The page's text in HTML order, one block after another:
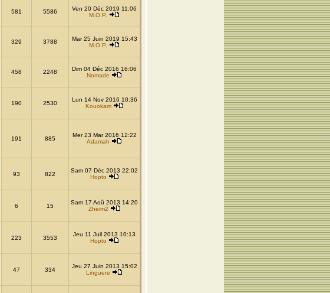
581 5586
Ven 20 Déc 2019 11:06
M.O.P.
329 3788
Mar 25 Juin 2019 15:43
M.O.P.
458 2248
Dim 04 Déc 2016 16:06
Nomade
190 2530
Lun 14 Nov 2016 10:36
Kouokam
191 885
Mer 23 Mar 2016 12:22
Adamah
93 822
Sam 07 Déc 2013 22:02
Hopto
6 15
Sam 17 Aoû 2013 14:20
Zheim2
223 3553
Jeu 11 Juil 2013 10:13
Hopto
47 334
Jeu 27 Juin 2013 15:02
Linguere